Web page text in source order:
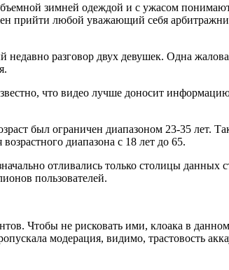
зимней одеждой и с ужасом
прийти любой уважающий себя
разговор двух девушек. Одна
что видео лучше доносит
был ограничен диапазоном 23-35 лет.
диапазона с 18 лет до 65.
отливались только столицы данных
пользователей.
Чтобы не рисковать ими, клоака в
модерация, видимо, трастовость